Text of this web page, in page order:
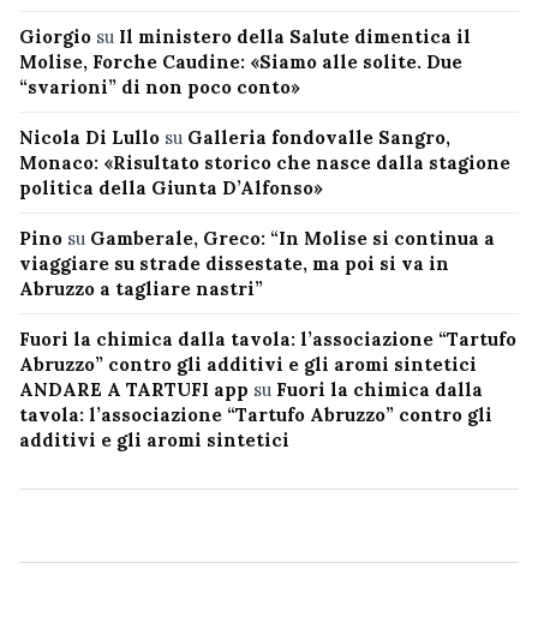
Giorgio su Il ministero della Salute dimentica il
Molise, Forche Caudine: «Siamo alle solite. Due
“svarioni” di non poco conto»
Nicola Di Lullo su Galleria fondovalle Sangro,
Monaco: «Risultato storico che nasce dalla stagione
politica della Giunta D’Alfonso»
Pino su Gamberale, Greco: “In Molise si continua a
viaggiare su strade dissestate, ma poi si va in
Abruzzo a tagliare nastri”
Fuori la chimica dalla tavola: l’associazione “Tartufo
Abruzzo” contro gli additivi e gli aromi sintetici
ANDARE A TARTUFI app su Fuori la chimica dalla
tavola: l’associazione “Tartufo Abruzzo” contro gli
additivi e gli aromi sintetici